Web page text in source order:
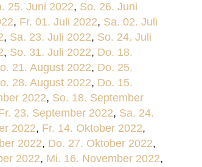
25. Juni 2022, So. 26. Juni
, Fr. 01. Juli 2022, Sa. 02. Juli
, Sa. 23. Juli 2022, So. 24. Juli
, So. 31. Juli 2022, Do. 18.
21. August 2022, Do. 25.
28. August 2022, Do. 15.
2022, So. 18. September
23. September 2022, Sa. 24.
2022, Fr. 14. Oktober 2022,
2022, Do. 27. Oktober 2022,
2022, Mi. 16. November 2022,